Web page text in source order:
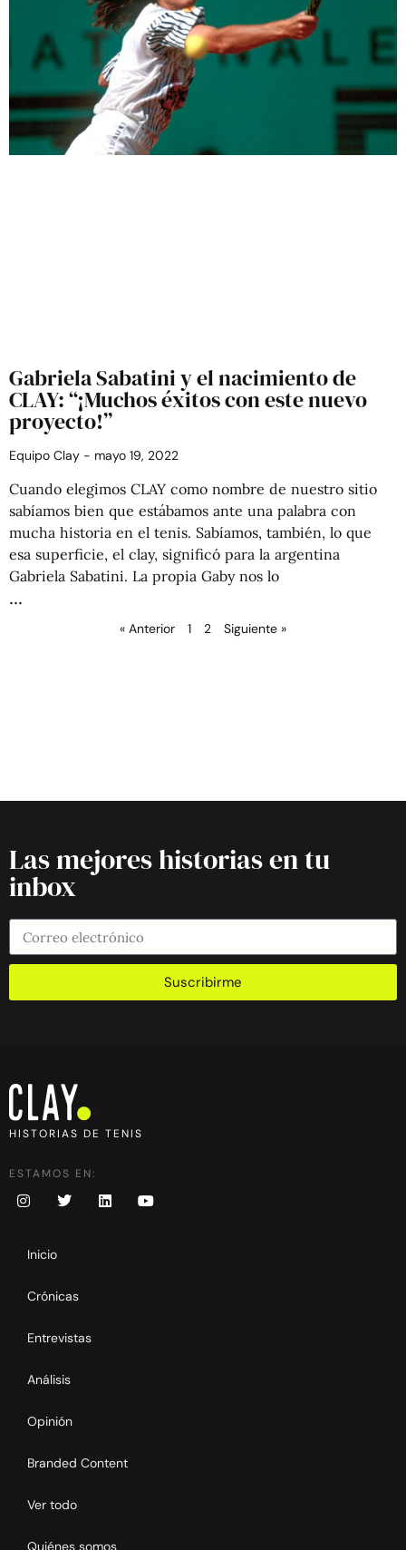
Gabriela Sabatini y el nacimiento de
CLAY: “¡Muchos éxitos con este nuevo
proyecto!”
Equipo Clay mayo 19, 2022
Cuando elegimos CLAY como nombre de nuestro sitio
sabíamos bien que estábamos ante una palabra con
mucha historia en el tenis. Sabíamos, también, lo que
esa superficie, el clay, significó para la argentina
Gabriela Sabatini. La propia Gaby nos lo
« Anterior 1 2 Siguiente »
Las mejores historias en tu
inbox
Suscribirme
HISTORIAS DE TENIS
ESTAMOS EN:
Inicio
Crónicas
Entrevistas
Análisis
Opinión
Branded Content
Ver todo
Quiénes somos